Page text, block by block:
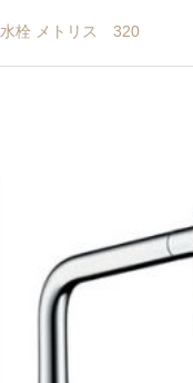
水栓 メトリス 320